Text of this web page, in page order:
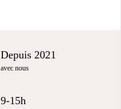
Depuis 2021
avec nous
9-15h